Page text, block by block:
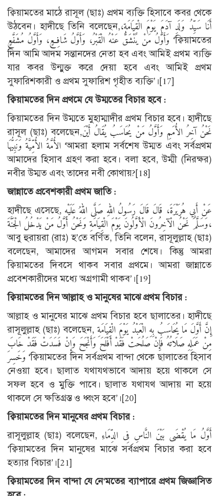
ক্বিয়ামতের মাঠে রাসূল (ছাঃ) প্রথম ব্যক্তি হিসাবে কবর থেকে
উঠবেন। হাদীছে তিনি বলেছেন,أَنَا سَيِّدُ وَلَدِ آدَمَ يَوْمَ الْقِيَامَةِ،
وَأَوَّلُ مَنْ يَنْشَقُّ عَنْهُ الْقَبْرُ، وَأَوَّلُ شَافِعٍ، وَأَوَّلُ مُشَفَّعٍ ‘ক্বিয়ামতের
দিন আমি আদম সন্তানদের নেতা হব এবং আমিই প্রথম ব্যক্তি
যার কবর উন্মুক্ত করে দেয়া হবে এবং আমিই প্রথম
সুফারিশকারী ও প্রথম সুফারিশ গৃহীত ব্যক্তি’।[17]
ক্বিয়ামতের দিন প্রথমে যে উম্মতের বিচার হবে :
ক্বিয়ামতের দিন উম্মতে মুহাম্মাদীর প্রথম বিচার হবে। হাদীছে
রাসূল (ছাঃ) বলেছেন,نَحْنُ آخِرُ الأُمَمِ وَأَوَّلُ مَنْ يُحَاسَبُ يُقَالُ أَيْنَ
الأُمَّةُ الأُمِّيَّةُ وَنَبِيُّهَا ‘আমরা হলাম সর্বশেষ উম্মত এবং সর্বপ্রথম
আমাদের হিসাব গ্রহণ করা হবে। বলা হবে, উম্মী (নিরক্ষর)
নবীর উম্মত এবং তাদের নবী কোথায়?[18]
জান্নাতে প্রবেশকারী প্রথম জাতি :
হাদীছে এসেছে, عَنْ أَبِي هُرَيْرَةَ، قَالَ قَالَ رَسُولُ اللهِ صَلَّى اللهُ عَلَيْهِ
وَسَلَّمَ نَحْنُ الْآخِرُونَ الْأَوَّلُونَ يَوْمَ الْقِيَامَةِ وَنَحْنُ أَوَّلُ مَنْ يَدْخُلُ الْجَنَّةَ،
আবু হুরায়রা (রাঃ) হ’তে বর্ণিত, তিনি বলেন, রাসূলুল্লাহ (ছাঃ)
বলেছেন, আমাদের আগমন সবার শেষে। কিন্তু আমরা
ক্বিয়ামতের দিবসে থাকব সবার প্রথমে। আমরা জান্নাতে
প্রবেশকারীদের মধ্যে অগ্রগামী থাকব’।[19]
ক্বিয়ামতের দিন আল্লাহ ও মানুষের মাঝে প্রথম বিচার :
আল্লাহ ও মানুষের মাঝে প্রথম বিচার হবে ছালাতের। হাদীছে
রাসূলুল্লাহ (ছাঃ) বলেছেন, إِنَّ أَوَّلَ مَا يُحَاسَبُ بِهِ الْعَبْدُ يَوْمَ الْقِيَامَةِ
مِنْ عَمَلِهِ صَلَاتُهُ فَإِنْ صَلُحَتْ فَقَدْ أَفْلَحَ وَأَنْجَحَ وَإِنْ فَسَدَتْ فَقَدْ خَابَ
وَخَسِرَ ‘ক্বিয়ামতের দিন সর্বপ্রথম বান্দা থেকে ছালাতের হিসাব
নেওয়া হবে। ছালাত যথাযথভাবে আদায় হয়ে থাকলে সে
সফল হবে ও মুক্তি পাবে। ছালাত যথাযথ আদায় না হয়ে
থাকলে সে ক্ষতিগ্রস্ত ও ধ্বংস হবে’।[20]
ক্বিয়ামতের দিন মানুষের প্রথম বিচার :
রাসূলুল্লাহ (ছাঃ) বলেছেন, أَوَّلُ مَا يُقْضَى بَيْنَ النَّاسِ فِى الدِّمَاءِ
‘ক্বিয়ামতের দিন মানুষের মাঝে সর্বপ্রথম বিচার করা হবে
হত্যার বিচার’।[21]
ক্বিয়ামতের দিন বান্দা যে নে‘মতের ব্যাপারে প্রথম জিজ্ঞাসিত